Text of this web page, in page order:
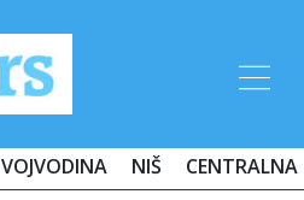
VOJVODINA NIŠ CENTRALNA